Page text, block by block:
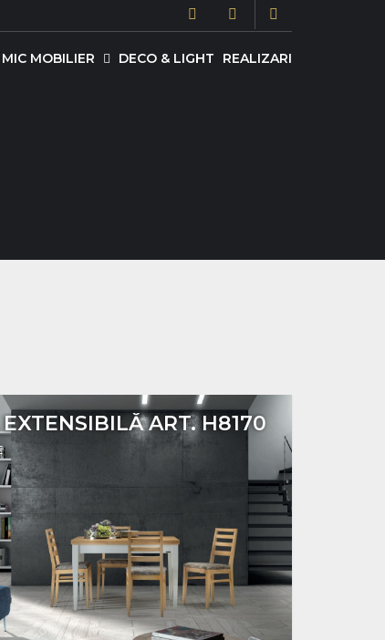
MIC MOBILIER DECO & LIGHT REALIZARI
ART. H8170